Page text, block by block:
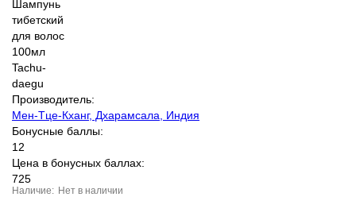
Производитель:
Мен-Тце-Кханг, Дхарамсала, Индия
Бонусные баллы:
12
Цена в бонусных баллах:
725
Нет в наличии